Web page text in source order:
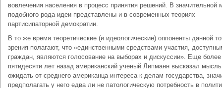
вовлечения населения в процесс принятия решений. В значительной
подобного рода идеи представлены и в современных теориях
партисипаторной демократии.
В то же время теоретические (и идеологические) оппоненты данной
зрения полагают, что «единственными средствами участия,
граждан, являются голосование на выборах и дискуссии». Еще более
пятидесяти лет назад американский ученый Липманн высказал
ожидать от среднего американца интереса к делам государства,
предполагать у него едва ли не патологическую потребность в